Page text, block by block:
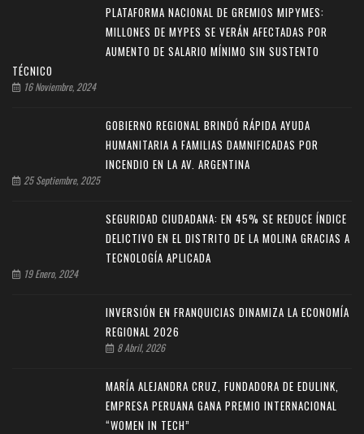
PLATAFORMA NACIONAL DE GREMIOS MIPYMES:
MILLONES DE MYPES SE VERÁN AFECTADAS POR
AUMENTO DE SALARIO MÍNIMO SIN SUSTENTO
TÉCNICO
16 Noviembre, 2024
GOBIERNO REGIONAL BRINDÓ RÁPIDA AYUDA
HUMANITARIA A FAMILIAS DAMNIFICADAS POR
INCENDIO EN LA AV. ARGENTINA
25 Septiembre, 2025
SEGURIDAD CIUDADANA: EN 45% SE REDUCE ÍNDICE
DELICTIVO EN EL DISTRITO DE LA MOLINA GRACIAS A
TECNOLOGÍA APLICADA
19 Enero, 2024
INVERSIÓN EN FRANQUICIAS DINAMIZA LA ECONOMÍA
REGIONAL 2026
8 Abril, 2026
MARÍA ALEJANDRA CRUZ, FUNDADORA DE EDULINK,
EMPRESA PERUANA GANA PREMIO INTERNACIONAL
“WOMEN IN TECH”